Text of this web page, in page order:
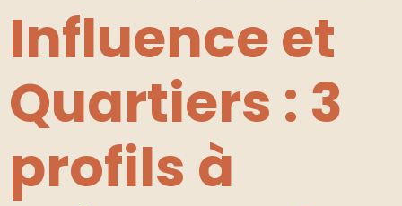
Influence et
Quartiers : 3
profils à